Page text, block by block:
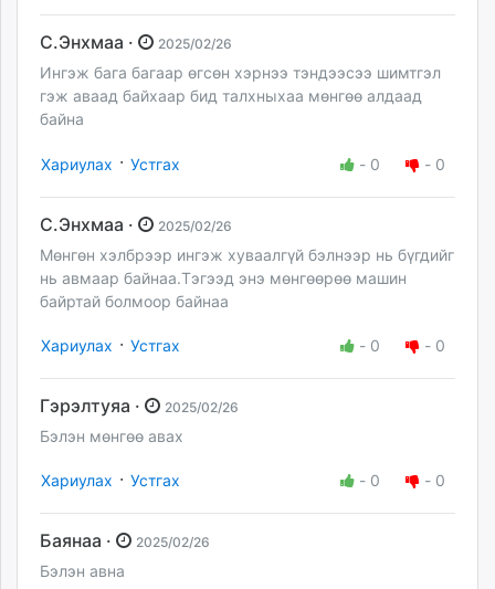
С.Энхмаа · 2025/02/26
Ингэж бага багаар өгсөн хэрнээ тэндээсээ шимтгэл
гэж аваад байхаар бид талхныхаа мөнгөө алдаад
байна
Хариулах · Устгах - 0 - 0
С.Энхмаа · 2025/02/26
Мөнгөн хэлбрээр ингэж хуваалгүй бэлнээр нь бүгдийг
нь авмаар байнаа.Тэгээд энэ мөнгөөрөө машин
байртай болмоор байнаа
Хариулах · Устгах - 0 - 0
Гэрэлтуяа · 2025/02/26
Бэлэн мөнгөө авах
Хариулах · Устгах - 0 - 0
Баянаа · 2025/02/26
Бэлэн авна